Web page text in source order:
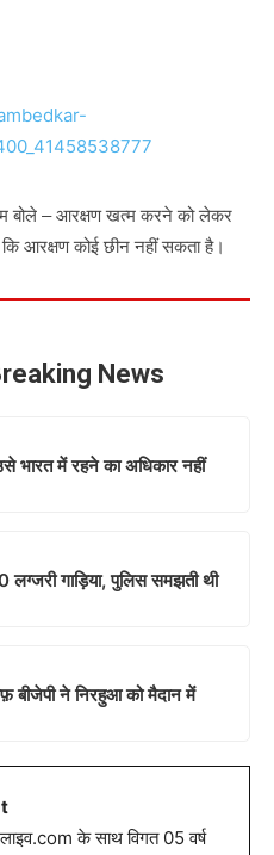
बोले – आरक्षण खत्म करने को लेकर
आरक्षण कोई छीन नहीं सकता है।
News
भारत में रहने का अधिकार नहीं
गाड़िया, पुलिस समझती थी
ने निरहुआ को मैदान में
के साथ विगत 05 वर्ष